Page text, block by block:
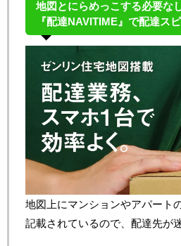
地図とにらめっこする必要な
『配達NAVITIME』で配達ス
地図上にマンションやアパート
記載されているので、配達先が